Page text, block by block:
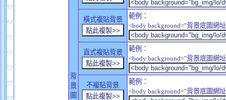
背
景
圖
橫式複貼背景
範例：
<body background="背景底圖網
直式複貼背景
範例：
<body background="背景底圖網
不複貼背景
範例：
<body background="背景底圖網